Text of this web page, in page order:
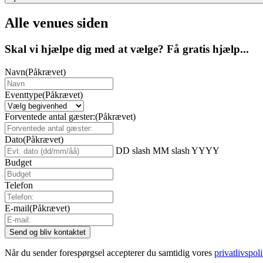
Alle venues siden
Skal vi hjælpe dig med at vælge? Få gratis hjælp...
Navn(Påkrævet)
Eventtype(Påkrævet)
Forventede antal gæster:(Påkrævet)
Dato(Påkrævet)
DD slash MM slash YYYY
Budget
Telefon
E-mail(Påkrævet)
Når du sender forespørgsel accepterer du samtidig vores